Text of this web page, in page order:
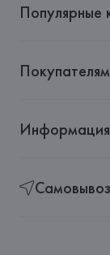
Страна
Популярные
Покупателям
Информация